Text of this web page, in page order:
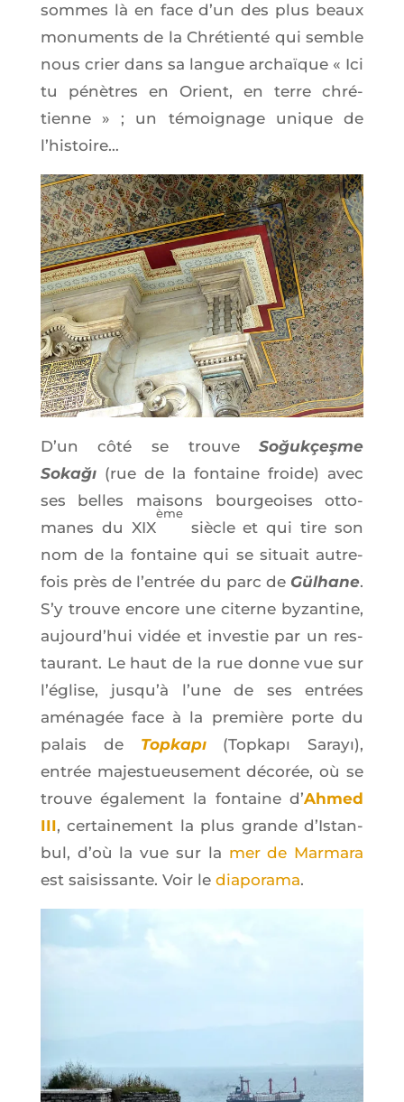
sommes là en face d’un des plus beaux
monu­ments de la Chré­tien­té qui semble
nous crier dans sa langue archaïque « Ici
tu pénètres en Orient, en terre chré­
tienne » ; un témoi­gnage unique de
l’histoire…
D’un côté se trouveSoğuk­çeşme
Sokağı(rue de la fon­taine froide) avec
ses belles mai­sons bour­geoises otto­
manes du XIX
ème
siècle et qui tire son
nom de la fon­taine qui se situait autre­
fois près de l’en­trée du parc de Gül­hane.
S’y trouve encore une citerne byzan­tine,
aujourd’­hui vidée et inves­tie par un res­
tau­rant. Le haut de la rue donne vue sur
l’é­glise, jus­qu’à l’une de ses entrées
amé­na­gée face à la pre­mière porte du
palais de Top­kapı
(Top­kapı Sarayı),
entrée majes­tueu­se­ment déco­rée, où se
trouve éga­le­ment la fon­taine d’Ahmed
III, cer­tai­ne­ment la plus grande d’Is­tan­
bul, d’où la vue sur la mer de Mar­ma­ra
est sai­sis­sante. Voir le dia­po­ra­ma.